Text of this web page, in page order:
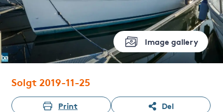
Image gallery
Solgt 2019-11-25
Print Del